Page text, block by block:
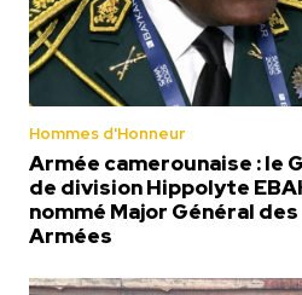
Hommes d'Honneur
Armée camerounaise : le
de division Hippolyte
nommé Major Général des
Armées